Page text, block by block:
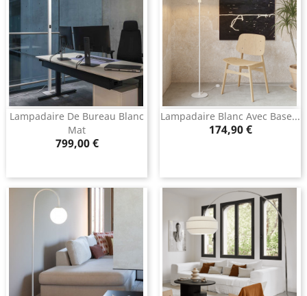
Lampadaire De Bureau Blanc
Mat
Prix
799,00 €
Lampadaire Blanc Avec Base...
Prix
174,90 €